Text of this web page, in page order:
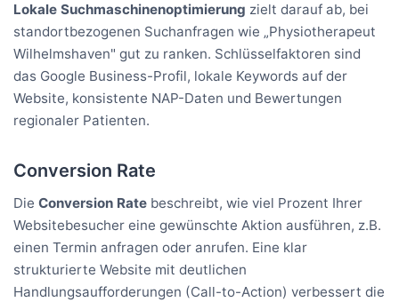
Lokale Suchmaschinenoptimierung zielt darauf ab, bei
standortbezogenen Suchanfragen wie „Physiotherapeut
Wilhelmshaven" gut zu ranken. Schlüsselfaktoren sind
das Google Business-Profil, lokale Keywords auf der
Website, konsistente NAP-Daten und Bewertungen
regionaler Patienten.
Conversion Rate
Die Conversion Rate beschreibt, wie viel Prozent Ihrer
Websitebesucher eine gewünschte Aktion ausführen, z.B.
einen Termin anfragen oder anrufen. Eine klar
strukturierte Website mit deutlichen
Handlungsaufforderungen (Call-to-Action) verbessert die